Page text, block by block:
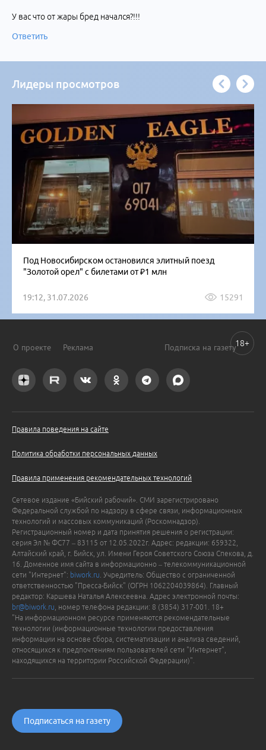
У вас что от жары бред начался?!!!
Ответить
Лидеры просмотров
Под Новосибирском остановился элитный поезд
"Золотой орел" с билетами от ₽1 млн
19:12, 31.07.2026 15291
О проекте Реклама Подписка на газету
Правила поведения на сайте
Политика обработки персональных данных
Правила применения рекомендательных технологий
Сетевое издание «Бийский рабочий». СМИ зарегистрировано
Федеральной службой по надзору в сфере связи, информационных
технологий и массовых коммуникаций (Роскомнадзор).
Регистрационный номер и дата принятия решения о регистрации:
серия Эл № ФС77 – 83115 от 12.05.2022г. Адрес: редакции: 659322,
Алтайский край, г. Бийск, ул. Имени Героя Советского Союза Спекова, д.
16. Доменное имя сайта в информационно – телекоммуникационной
сети "Интернет": biwork.ru . Учредитель: Общество с ограниченной
ответственностью "Пресса-Бийск" (ОГРН 1062204039864). Главный
редактор: Каршева Наталья Алексеевна. Адрес электронной почты:
br@biwork.ru , номер телефона редакции: 8 (3854) 317-001. 18+
"На информационном ресурсе применяются рекомендательные
технологии (информационные технологии предоставления
информации на основе сбора, систематизации и анализа сведений,
относящихся к предпочтениям пользователей сети "Интернет",
находящихся на территории Российской Федерации)".
Подписаться на газету
18+